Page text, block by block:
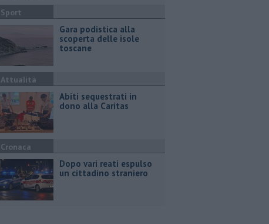
Sport
Gara podistica alla
scoperta delle isole
toscane
Attualità
Abiti sequestrati in
dono alla Caritas
Cronaca
Dopo vari reati espulso
un cittadino straniero